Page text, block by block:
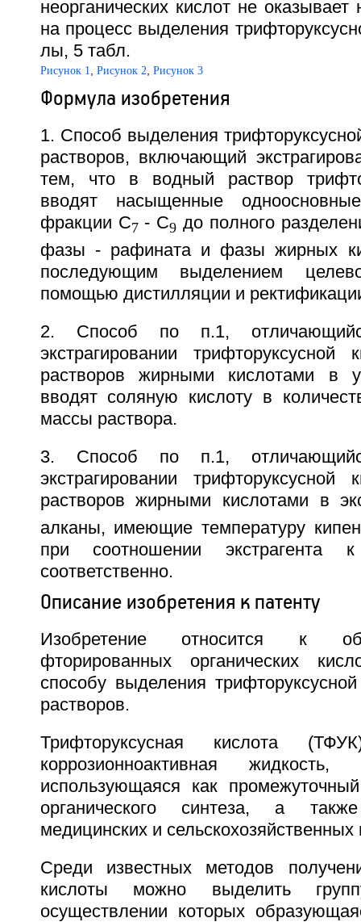
неорганических кислот не оказывает
на процесс выделения
лы, 5 табл.
Рисунок 1, Рисунок 2, Рисунок 3
Формула изобретения
1. Способ выделения
растворов, включающий
тем, что в водный раствор
вводят насыщенные
фракции C7- C9 до полного
фазы - рафината и фазы жирных
последующим выделением
помощью дистилляции и
2. Способ по п.1,
экстрагировании
растворов жирными кислотами в
вводят соляную кислоту в
массы раствора.
3. Способ по п.1,
экстрагировании
растворов жирными кислотами в
алканы, имеющие температуру
при соотношении
соответственно.
Описание изобретения к патенту
Изобретение относится к
фторированных органических
способу выделения
растворов.
Трифторуксусная кислота
коррозионноактивная
использующаяся как
органического синтеза, а
медицинских и сельскохозяйственных
Среди известных методов
кислоты можно выделить
осуществлении которых